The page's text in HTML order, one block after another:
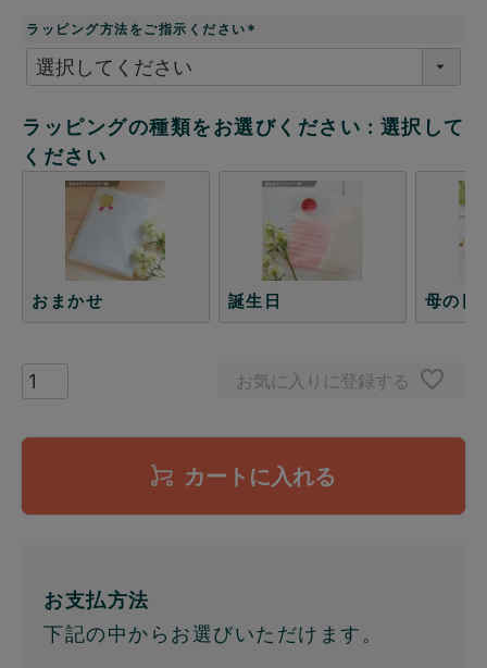
ラッピング方法をご指示ください
(
須
ラッピングの種類をお選びください
選択して
ください
おまかせ 誕生日 母の日
お気に入りに登録する
カートに入れる
お支払方法
下記の中からお選びいただけます。